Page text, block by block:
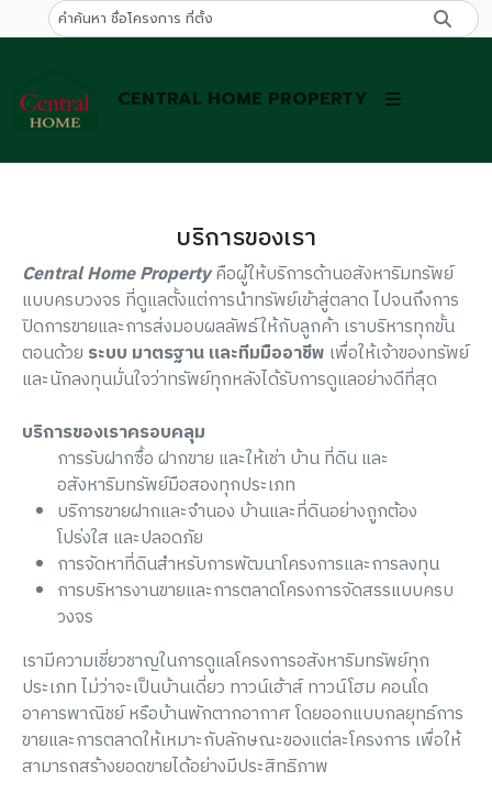
CENTRAL HOME PROPERTY
บริการของเรา
Central Home Propertyคือผู้ให้บริการด้านอสังหาริมทรัพย์
แบบครบวงจร ที่ดูแลตั้งแต่การนำทรัพย์เข้าสู่ตลาด ไปจนถึงการ
ปิดการขายและการส่งมอบผลลัพธ์ให้กับลูกค้า เราบริหารทุกขั้น
ตอนด้วย ระบบ มาตรฐาน และทีมมืออาชีพ เพื่อให้เจ้าของทรัพย์
และนักลงทุนมั่นใจว่าทรัพย์ทุกหลังได้รับการดูแลอย่างดีที่สุด
บริการของเราครอบคลุม
การรับฝากซื้อ ฝากขาย และให้เช่า บ้าน ที่ดิน และ
อสังหาริมทรัพย์มือสองทุกประเภท
บริการขายฝากและจำนอง บ้านและที่ดินอย่างถูกต้อง
โปร่งใส และปลอดภัย
การจัดหาที่ดินสำหรับการพัฒนาโครงการและการลงทุน
การบริหารงานขายและการตลาดโครงการจัดสรรแบบครบ
วงจร
เรามีความเชี่ยวชาญในการดูแลโครงการอสังหาริมทรัพย์ทุก
ประเภท ไม่ว่าจะเป็นบ้านเดี่ยว ทาวน์เฮ้าส์ ทาวน์โฮม คอนโด
อาคารพาณิชย์ หรือบ้านพักตากอากาศ โดยออกแบบกลยุทธ์การ
ขายและการตลาดให้เหมาะกับลักษณะของแต่ละโครงการ เพื่อให้
สามารถสร้างยอดขายได้อย่างมีประสิทธิภาพ